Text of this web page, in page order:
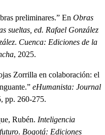
preliminares.” En Obras
sueltas, ed. Rafael González
. Cuenca: Ediciones de la
, 2025.
Zorrilla en colaboración: el
eHumanista: Journal
pp. 260-275.
Rubén. Inteligencia
. Bogotá: Ediciones